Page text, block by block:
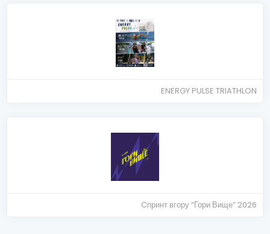
ENERGY PULSE TRIATHLON
Cпринт вгору “Гори Вище” 2026